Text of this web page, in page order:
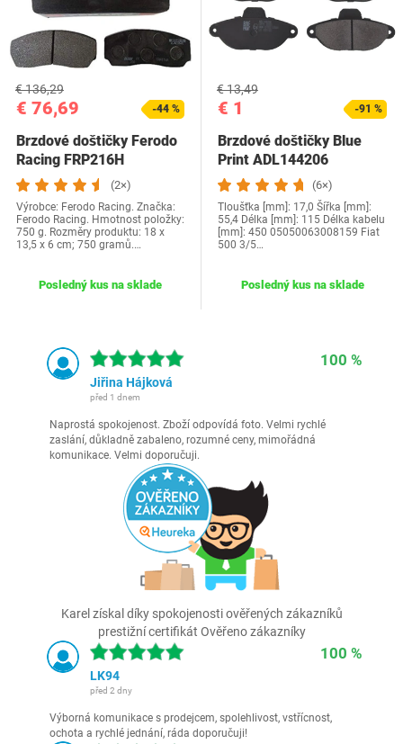
€ 76,69
€ 136,29
-44 %
Brzdové doštičky Ferodo
Racing FRP216H
(2×)
Výrobce: Ferodo Racing. Značka:
Ferodo Racing. Hmotnost položky:
750 g. Rozměry produktu: 18 x
13,5 x 6 cm; 750 gramů.…
Posledný kus na sklade
€ 1
€ 13,49
-91 %
Brzdové doštičky Blue
Print ADL144206
(6×)
Tloušťka [mm]: 17,0 Šířka [mm]:
55,4 Délka [mm]: 115 Délka kabelu
[mm]: 450 05050063008159 Fiat
500 3/5…
Posledný kus na sklade
100 %
Jiřina Hájková
před 1 dnem
Naprostá spokojenost. Zboží odpovídá foto. Velmi rychlé
zaslání, důkladně zabaleno, rozumné ceny, mimořádná
komunikace. Velmi doporučuji.
Karel získal díky spokojenosti ověřených zákazníků
prestižní certifikát Ověřeno zákazníky
100 %
LK94
před 2 dny
Výborná komunikace s prodejcem, spolehlivost, vstřícnost,
ochota a rychlé jednání, ráda doporučuji!